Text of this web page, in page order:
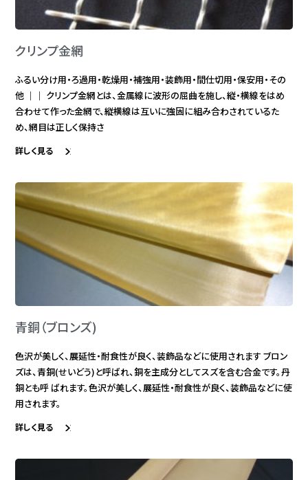
クリンプ金網
ふるい分け用・ろ過用・乾燥用・補強用・装飾用・間仕切用・保安用・その
他 ｜｜ クリンプ金網とは、金属線に波形の屈曲を施し、縦・横線をはめ
合わせて作った金網で、縦横線は互いに強固に組み合わされているた
め、網目は正しく保持さ
詳しく見る
青銅（ブロンズ)
色沢が美しく、展延性・耐食性が良く、装飾品などに使用されます ブロン
ズは、青銅(せいどう)と呼ばれ、銅を主成分としてスズを含む合金です。丹
銅とも呼 ばれます。色沢が美しく、展延性・耐食性が良く、装飾品などに使
用されます。
詳しく見る